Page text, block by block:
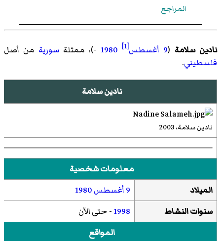
المراجع
نادين سلامة (9 أغسطس [1]
1980 -)، ممثلةسورية من أصل
فلسطيني.
نادين سلامة
نادين سلامة، 2003
معلومات شخصية
الميلاد
9 أغسطس
1980
سنوات النشاط
1998- حتى الآن
المواقع